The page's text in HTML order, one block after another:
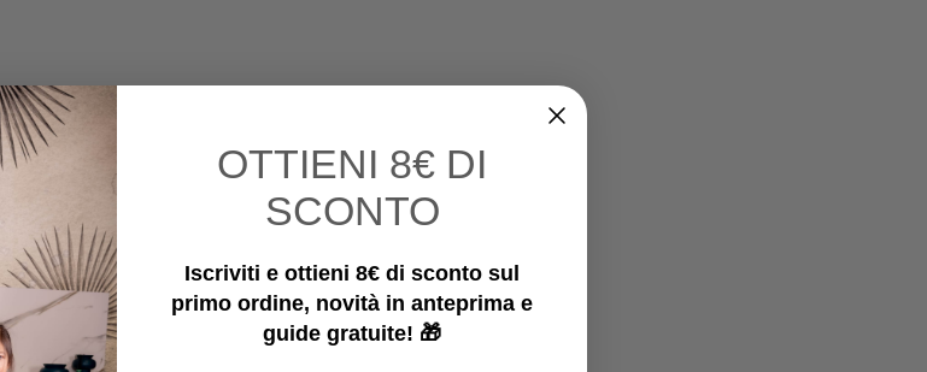
OTTIENI 8€ DI
SCONTO
Iscriviti e ottieni 8€ di sconto sul
primo ordine, novità in anteprima e
guide gratuite! 🎁